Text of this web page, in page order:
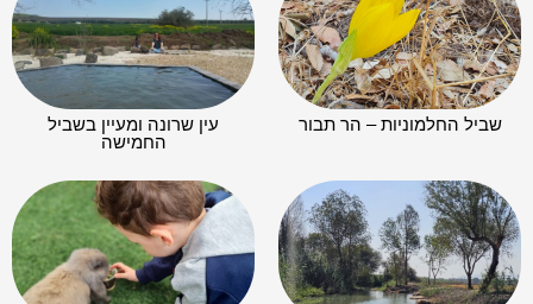
שביל החלמוניות – הר תבור
עין שרונה ומעיין בשביל
החמישה